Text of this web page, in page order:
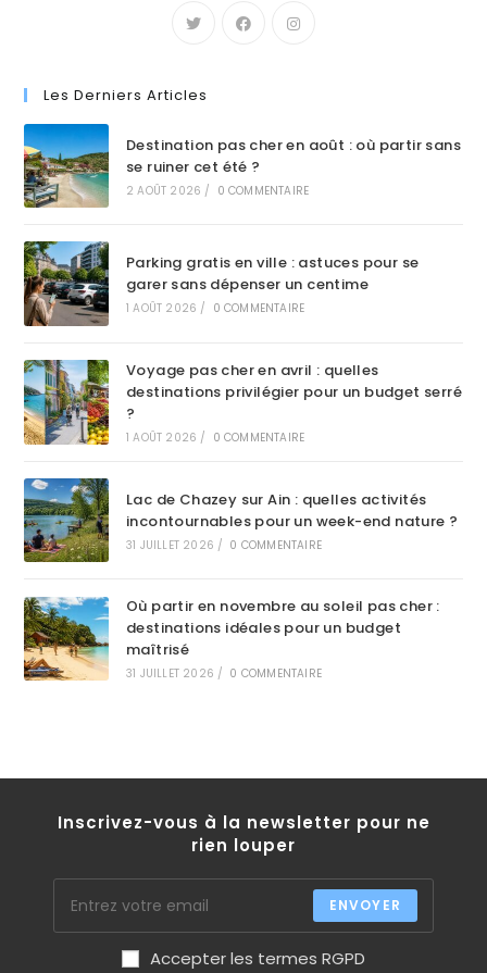
Les Derniers Articles
Destination pas cher en août : où partir sans
se ruiner cet été ?
2 AOÛT 2026 / 0 COMMENTAIRE
Parking gratis en ville : astuces pour se
garer sans dépenser un centime
1 AOÛT 2026 / 0 COMMENTAIRE
Voyage pas cher en avril : quelles
destinations privilégier pour un budget serré
?
1 AOÛT 2026 / 0 COMMENTAIRE
Lac de Chazey sur Ain : quelles activités
incontournables pour un week-end nature ?
31 JUILLET 2026 / 0 COMMENTAIRE
Où partir en novembre au soleil pas cher :
destinations idéales pour un budget
maîtrisé
31 JUILLET 2026 / 0 COMMENTAIRE
Inscrivez-vous à la newsletter pour ne
rien louper
ENVOYER
Accepter les termes RGPD